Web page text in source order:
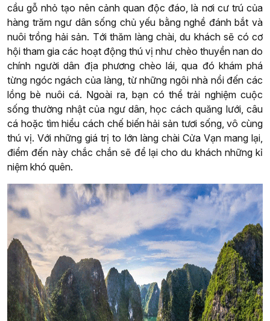
cầu gỗ nhỏ tạo nên cảnh quan độc đáo, là nơi cư trú của
hàng trăm ngư dân sống chủ yếu bằng nghề đánh bắt và
nuôi trồng hải sản. Tới thăm làng chài, du khách sẽ có cơ
hội tham gia các hoạt động thú vị như chèo thuyền nan do
chính người dân địa phương chèo lái, qua đó khám phá
từng ngóc ngách của làng, từ những ngôi nhà nổi đến các
lồng bè nuôi cá. Ngoài ra, bạn có thể trải nghiệm cuộc
sống thường nhật của ngư dân, học cách quăng lưới, câu
cá hoặc tìm hiểu cách chế biến hải sản tươi sống, vô cùng
thú vị. Với những giá trị to lớn làng chài Cửa Vạn mang lại,
điểm đến này chắc chắn sẽ để lại cho du khách những kỉ
niệm khó quên.